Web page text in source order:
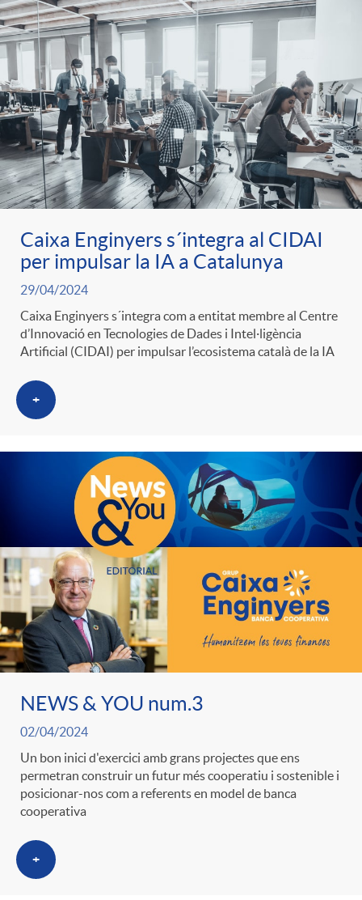
g
o
r
i
a
s
Caixa Enginyers s´integra al CIDAI
per impulsar la IA a Catalunya
29/04/2024
Caixa Enginyers s´integra com a entitat membre al Centre
d’Innovació en Tecnologies de Dades i Intel·ligència
Artificial (CIDAI) per impulsar l’ecosistema català de la IA
+
NEWS & YOU num.3
02/04/2024
Un bon inici d'exercici amb grans projectes que ens
permetran construir un futur més cooperatiu i sostenible i
posicionar-nos com a referents en model de banca
cooperativa
+